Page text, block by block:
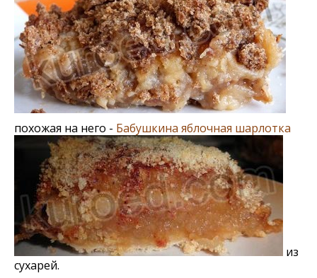
похожая на него - Бабушкина яблочная шарлотка
из
сухарей.